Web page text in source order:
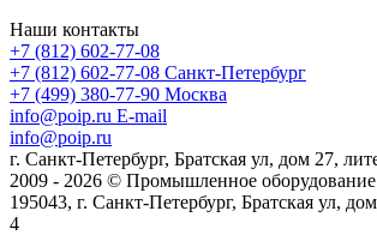
Наши контакты
+7 (812) 602-77-08
+7 (812) 602-77-08 Санкт-Петербург
+7 (499) 380-77-90 Москва
info@poip.ru E-mail
info@poip.ru
г. Санкт-Петербург, Братская ул, дом 27,
2009 - 2026 © Промышленное
195043, г. Санкт-Петербург, Братская ул,
4